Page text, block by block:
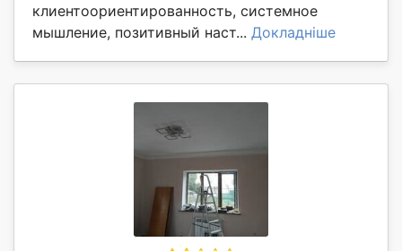
клиентоориентированность, системное
мышление, позитивный наст... Докладніше